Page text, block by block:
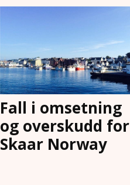
Fall i omsetning
og overskudd for
Skaar Norway